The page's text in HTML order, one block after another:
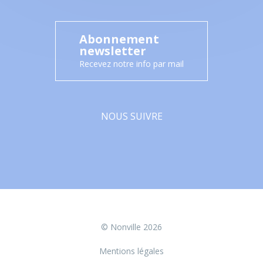
Abonnement
newsletter
Recevez notre info par mail
NOUS SUIVRE
© Nonville 2026
Mentions légales